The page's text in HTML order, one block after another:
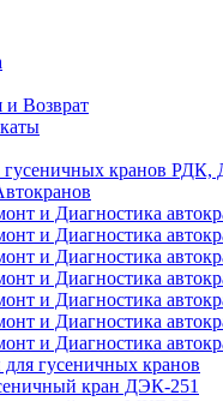
и Возврат
гусеничных кранов
и Диагностика
и Диагностика
и Диагностика
и Диагностика
и Диагностика
и Диагностика
и Диагностика
для гусеничных кранов
кран ДЭК-251